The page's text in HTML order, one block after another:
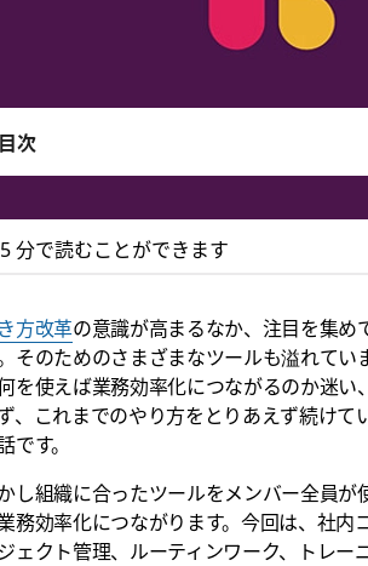
！即実践で
ニングを効率よく！
次
分で読むことができます
方改革の意識が高まるなか、注目を集め
そのためのさまざまなツールも溢れてい
を使えば業務効率化につながるのか迷い
、これまでのやり方をとりあえず続け
です。
し組織に合ったツールをメンバー全員が
務効率化につながります。今回は、社内
ェクト管理、ルーティンワーク、トレー